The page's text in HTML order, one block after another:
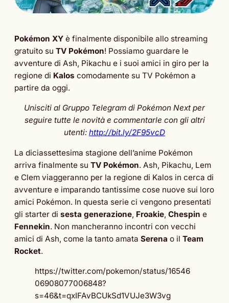
Pokémon XY è finalmente disponibile allo streaming
gratuito su TV Pokémon! Possiamo guardare le
avventure di Ash, Pikachu e i suoi amici in giro per la
regione di Kalos comodamente su TV Pokémon a
partire da oggi.
Unisciti al Gruppo Telegram di Pokémon Next per
seguire tutte le novità e commentarle con gli altri
utenti: http://bit.ly/2F95vcD
La diciassettesima stagione dell’anime Pokémon
arriva finalmente su TV Pokémon. Ash, Pikachu, Lem
e Clem viaggeranno per la regione di Kalos in cerca di
avventure e imparando tantissime cose nuove sui loro
amici Pokémon. In questa serie ci vengono presentati
gli starter di sesta generazione, Froakie, Chespin e
Fennekin. Non mancheranno incontri con vecchi
amici di Ash, come la tanto amata Serena o il Team
Rocket.
https://twitter.com/pokemon/status/16546
06908077006848?
s=46&t=qxIFAvBCUkSd1VUJe3W3vg